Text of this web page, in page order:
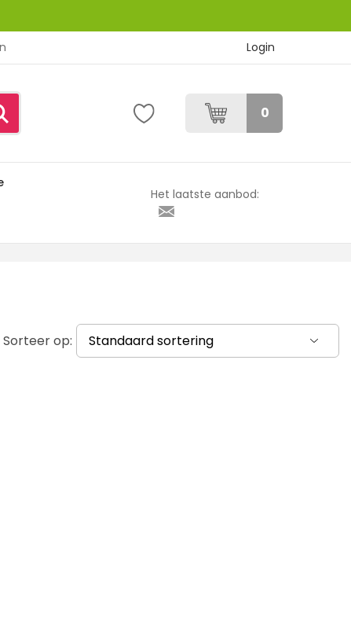
Login
0
Het laatste aanbod:
Sorteer op: